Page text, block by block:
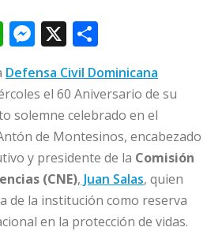
W
h
at
s
A
p
p
M
ss
e
n
g
e
r
X
m
p
ar
ti
r
Defensa Civil Dominicana
el 60 Aniversario de su
solemne celebrado en el
de Montesinos, encabezado
y presidente de la Comisión
(CNE), Juan Salas, quien
de la institución como reserva
en la protección de vidas.